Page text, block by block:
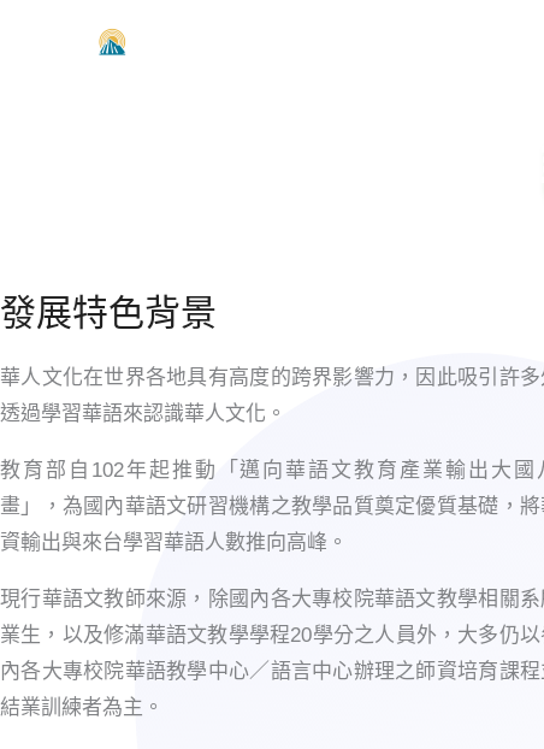
發展特色背景
華人文化在世界各地具有高度的跨界影響力，因此吸引許
透過學習華語來認識華人文化。
教育部自102年起推動「邁向華語文教育產業輸出大國
畫」，為國內華語文研習機構之教學品質奠定優質基礎，
資輸出與來台學習華語人數推向高峰。
現行華語文教師來源，除國內各大專校院華語文教學相關
業生，以及修滿華語文教學學程20學分之人員外，大多仍以
內各大專校院華語教學中心／語言中心辦理之師資培育課
結業訓練者為主。